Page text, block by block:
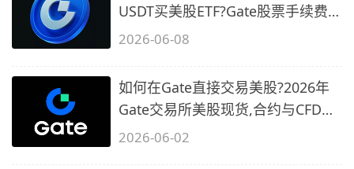
USDT买美股ETF?Gate股票手续费
和VIP费
2026-06-08
如何在Gate直接交易美股?2026年
Gate交易所美股现货,合约与CFD的
区别及
2026-06-02